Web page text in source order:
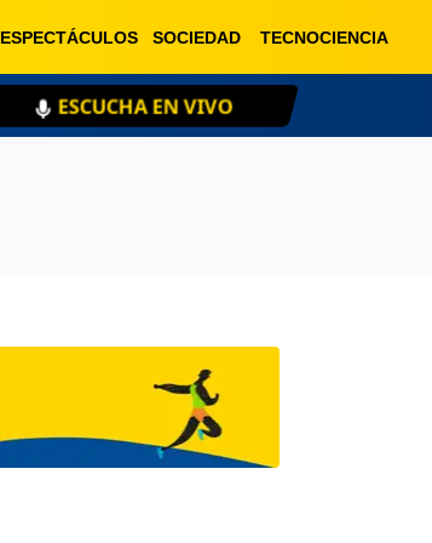
ESPECTÁCULOS SOCIEDAD TECNOCIENCIA
ESCUCHA EN VIVO